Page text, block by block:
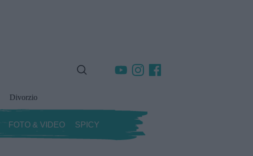
Divorzio
FOTO & VIDEO SPICY